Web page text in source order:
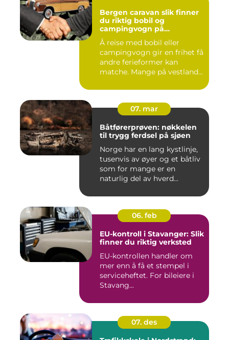
Bergen caravan slik finner
du riktig bobil og
campingvogn på
vestlandet
Å reise med bobil eller
campingvogn gir en frihet få
andre ferieformer kan
matche. Mange på vestland...
07. mar
Båtførerprøven: nøkkelen
til trygg ferdsel på sjøen
Norge har en lang kystlinje,
tusenvis av øyer og et båtliv
som for mange er en
naturlig del av hverd...
06. feb
EU-kontroll i Stavanger: Slik
finner du riktig verksted
EU-kontrollen handler om
mer enn å få et stempel i
serviceheftet. For bileiere i
Stavang...
07. des